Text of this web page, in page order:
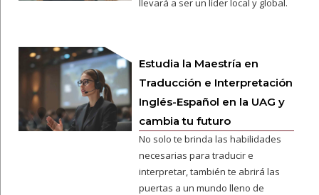
llevará a ser un líder local y global.
Estudia la Maestría en
Traducción e Interpretación
Inglés-Español en la UAG y
cambia tu futuro
No solo te brinda las habilidades
necesarias para traducir e
interpretar, también te abrirá las
puertas a un mundo lleno de